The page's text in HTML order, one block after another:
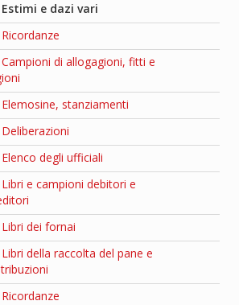
Estimi e dazi vari
Ricordanze
Campioni di allogagioni, fitti e
Elemosine, stanziamenti
Deliberazioni
Elenco degli ufficiali
Libri e campioni debitori e
Libri dei fornai
Libri della raccolta del pane e
Ricordanze